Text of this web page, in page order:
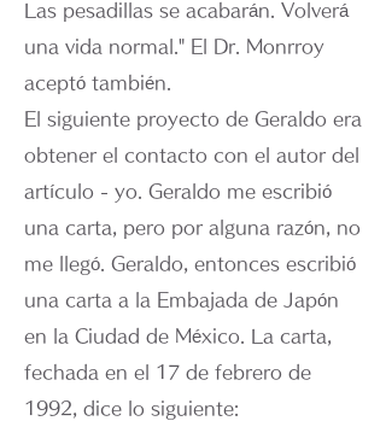
Las pesadillas se acabarán. Volverá
una vida normal." El Dr. Monrroy
aceptó también.
El siguiente proyecto de Geraldo era
obtener el contacto con el autor del
artículo - yo. Geraldo me escribió
una carta, pero por alguna razón, no
me llegó. Geraldo, entonces escribió
una carta a la Embajada de Japón
en la Ciudad de México. La carta,
fechada en el 17 de febrero de
1992, dice lo siguiente: